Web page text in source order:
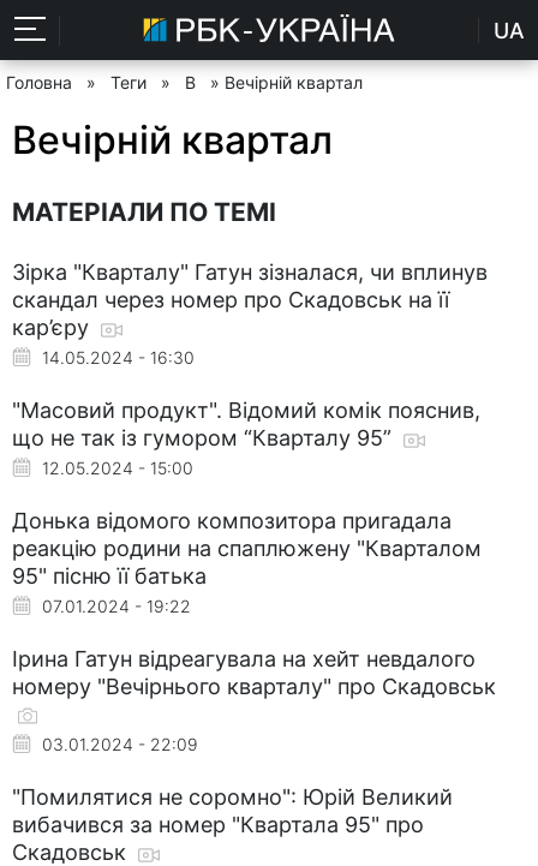
UA
Головна » Теги » В » Вечірній квартал
Вечірній квартал
МАТЕРІАЛИ ПО ТЕМІ
Зірка "Кварталу" Гатун зізналася, чи вплинув
скандал через номер про Скадовськ на її
кар’єру
14.05.2024 - 16:30
"Масовий продукт". Відомий комік пояснив,
що не так із гумором “Кварталу 95”
12.05.2024 - 15:00
Донька відомого композитора пригадала
реакцію родини на спаплюжену "Кварталом
95" пісню її батька
07.01.2024 - 19:22
Ірина Гатун відреагувала на хейт невдалого
номеру "Вечірнього кварталу" про Скадовськ
03.01.2024 - 22:09
"Помилятися не соромно": Юрій Великий
вибачився за номер "Квартала 95" про
Скадовськ